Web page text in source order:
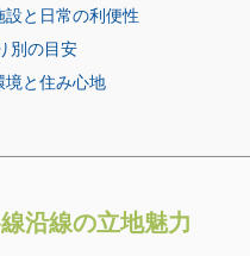
設と日常の利便性
別の目安
境と住み心地
沿線の立地魅力